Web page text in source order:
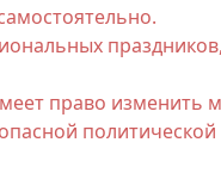
право изменить
политической